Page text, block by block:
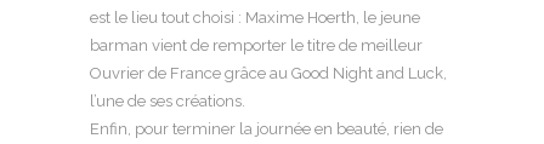
est le lieu tout choisi : Maxime Hoerth, le jeune
barman vient de remporter le titre de meilleur
Ouvrier de France grâce au Good Night and Luck,
l’une de ses créations.
Enfin, pour terminer la journée en beauté, rien de